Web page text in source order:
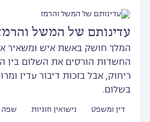
עדינותם של המשל
המלך חושק באשת איש ומשאיר
החשדות הורסים את השלום בין
ריחוק, אבל בזכות דיבור עדין
בשלום.
דין ומשפט נישואין וזוגיות שפה